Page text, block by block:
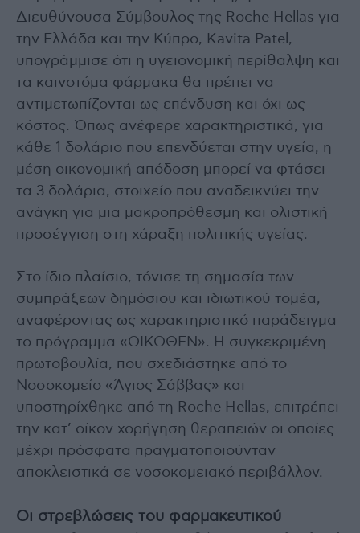
Διευθύνουσα Σύμβουλος της Roche Hellas για
την Ελλάδα και την Κύπρο, Kavita Patel,
υπογράμμισε ότι η υγειονομική περίθαλψη και
τα καινοτόμα φάρμακα θα πρέπει να
αντιμετωπίζονται ως επένδυση και όχι ως
κόστος. Όπως ανέφερε χαρακτηριστικά, για
κάθε 1 δολάριο που επενδύεται στην υγεία, η
μέση οικονομική απόδοση μπορεί να φτάσει
τα 3 δολάρια, στοιχείο που αναδεικνύει την
ανάγκη για μια μακροπρόθεσμη και ολιστική
προσέγγιση στη χάραξη πολιτικής υγείας.
Στο ίδιο πλαίσιο, τόνισε τη σημασία των
συμπράξεων δημόσιου και ιδιωτικού τομέα,
αναφέροντας ως χαρακτηριστικό παράδειγμα
το πρόγραμμα «ΟΙΚΟΘΕΝ». Η συγκεκριμένη
πρωτοβουλία, που σχεδιάστηκε από το
Νοσοκομείο «Άγιος Σάββας» και
υποστηρίχθηκε από τη Roche Hellas, επιτρέπει
την κατ’ οίκον χορήγηση θεραπειών οι οποίες
μέχρι πρόσφατα πραγματοποιούνταν
αποκλειστικά σε νοσοκομειακό περιβάλλον.
Οι στρεβλώσεις του φαρμακευτικού